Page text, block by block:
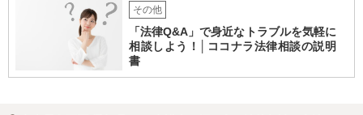
その他
「法律Q&A」で身近なトラブルを気軽に
相談しよう！│ココナラ法律相談の説明
書